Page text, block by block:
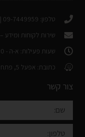
טלפון: 09-7449959 | 3730*
שירות לקוחות ומידע –
שעות פעילות: א-ה - 08:00-17:30
כתובת: אפעל 5, פתח תקווה (חניה חינם ללקוחות)
צור קשר